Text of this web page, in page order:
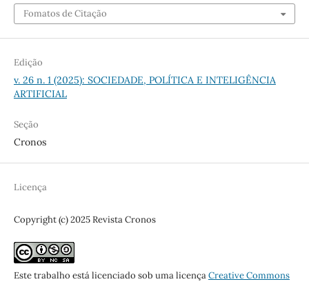
Fomatos de Citação
Edição
v. 26 n. 1 (2025): SOCIEDADE, POLÍTICA E INTELIGÊNCIA
ARTIFICIAL
Seção
Cronos
Licença
Copyright (c) 2025 Revista Cronos
Este trabalho está licenciado sob uma licençaCreative Commons